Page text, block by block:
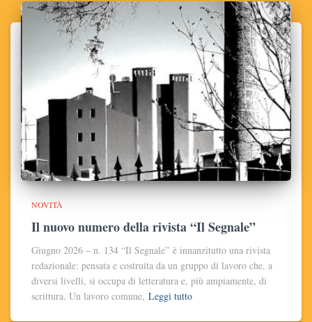
NOVITÀ
Il nuovo numero della rivista “Il Segnale”
Giugno 2026 – n. 134 “Il Segnale” è innanzitutto una rivista
redazionale: pensata e costruita da un gruppo di lavoro che, a
diversi livelli, si occupa di letteratura e, più ampiamente, di
scrittura. Un lavoro comune, Leggi tutto